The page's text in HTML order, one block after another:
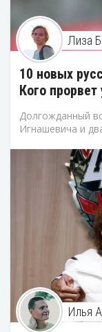
Лиза
10 новых
Кого
Долгожданный
Игнашевича и
Илья